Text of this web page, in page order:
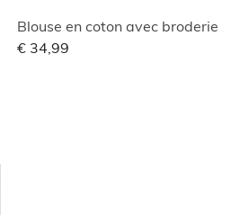
Blouse en coton avec broderie
€ 34,99